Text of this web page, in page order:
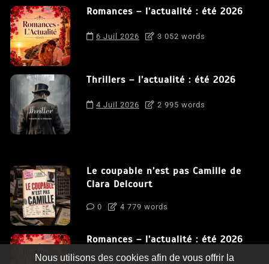
Romances – l’actualité : été 2026
6 Juil 2026 3 052 words
Thrillers – l’actualité : été 2026
4 Juil 2026 2 995 words
Le coupable n’est pas Camille de
Clara Delcourt
0 4 779 words
Romances – l’actualité : été 2026
Nous utilisons des cookies afin de vous offrir la